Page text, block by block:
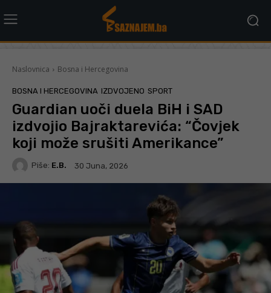
Naslovnica Bosna i Hercegovina
BOSNA I HERCEGOVINA IZDVOJENO SPORT
Guardian uoči duela BiH i SAD
izdvojio Bajraktarevića: “Čovjek
koji može srušiti Amerikance”
Piše: E.B. 30 Juna, 2026